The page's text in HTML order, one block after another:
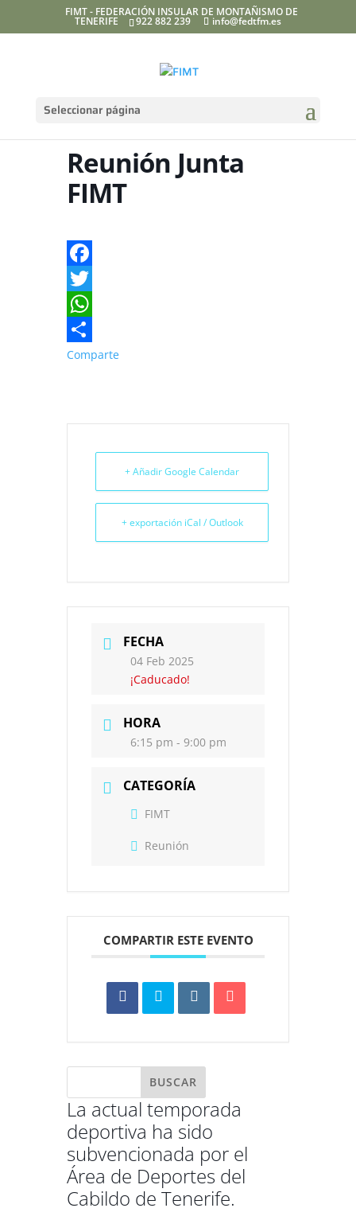
FIMT - FEDERACIÓN INSULAR DE MONTAÑISMO DE
TENERIFE 922 882 239 info@fedtfm.es
Seleccionar página
Reunión Junta
FIMT
Facebook
Twitter
WhatsApp
Comparte
+ Añadir Google Calendar
+ exportación iCal / Outlook
FECHA
04 Feb 2025
¡Caducado!
HORA
6:15 pm - 9:00 pm
CATEGORÍA
FIMT
Reunión
COMPARTIR ESTE EVENTO
La actual temporada
deportiva ha sido
subvencionada por el
Área de Deportes del
Cabildo de Tenerife.